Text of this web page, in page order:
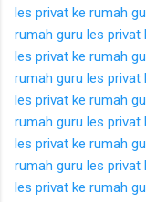
les privat ke rumah
rumah guru les privat
les privat ke rumah
rumah guru les privat
les privat ke rumah
rumah guru les privat
les privat ke rumah
rumah guru les privat
les privat ke rumah